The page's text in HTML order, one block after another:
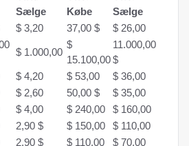
Sælge
Købe
Sælge
$ 3,20 37,00 $ $ 26,00
$ 1.000,00
$
15.100,00
11.000,00
$
$ 4,20 $ 53,00
$ 36,00
$ 2,60 50,00 $
$ 35,00
$ 4,00 $ 240,00
$ 160,00
2,90 $ $ 150,00
$ 110,00
2,90 $ $ 110,00 $ 70,00